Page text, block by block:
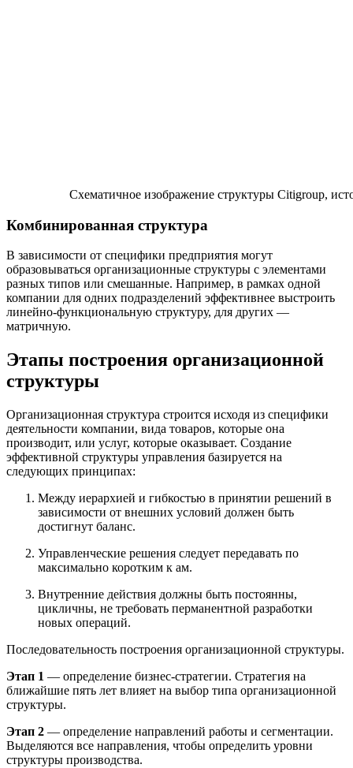
Схематичное изображение структуры Citigroup,
Комбинированная структура
В зависимости от специфики предприятия могут
образовываться организационные структуры с элементами
разных типов или смешанные. Например, в рамках одной
компании для одних подразделений эффективнее выстроить
линейно-функциональную структуру, для других —
матричную.
Этапы построения организационной
структуры
Организационная структура строится исходя из специфики
деятельности компании, вида товаров, которые она
производит, или услуг, которые оказывает. Создание
эффективной структуры управления базируется на
следующих принципах:
Между иерархией и гибкостью в принятии решений в
зависимости от внешних условий должен быть
достигнут баланс.
Управленческие решения следует передавать по
максимально коротким к ам.
Внутренние действия должны быть постоянны,
цикличны, не требовать перманентной разработки
новых операций.
Последовательность построения организационной структуры.
Этап 1 — определение бизнес-стратегии. Стратегия на
ближайшие пять лет влияет на выбор типа организационной
структуры.
Этап 2 — определение направлений работы и сегментации.
Выделяются все направления, чтобы определить уровни
структуры производства.